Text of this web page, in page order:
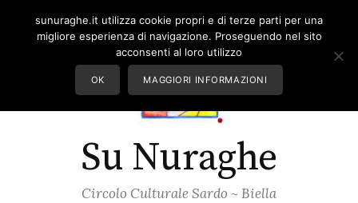
Su Nuraghe
Circolo Culturale Sardo ~ Biella
sunuraghe.it utilizza cookie propri e di terze parti per una
migliore esperienza di navigazione. Proseguendo nel sito
acconsenti al loro utilizzo
OK MAGGIORI INFORMAZIONI